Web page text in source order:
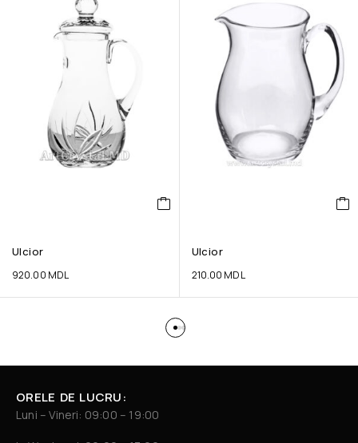
Ulcior
920.00 MDL
Ulcior
210.00 MDL
ORELE DE LUCRU:
Luni – Vineri: 09:00 – 19:00